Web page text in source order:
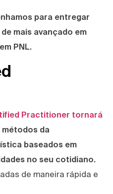
para entregar
mais avançado em
PNL.
Practitioner tornará
da
baseados em
no seu cotidiano.
de maneira rápida e